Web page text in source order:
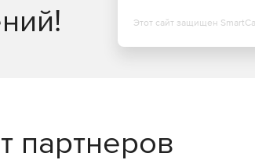
Этот сайт защищен
партнеров